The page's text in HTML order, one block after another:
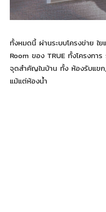
ทั้งหมดนี้ ผ่านระบบโครงข่าย ใ
Room ของ TRUE ทั้งโครงกา
จุดสำคัญในบ้าน ทั้ง ห้องรับแข
แม้แต่ห้องน้ำ